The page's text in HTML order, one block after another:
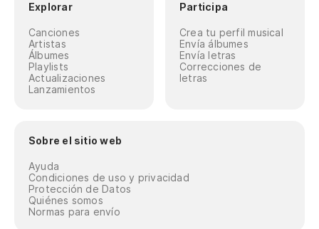
Explorar
Canciones
Artistas
Álbumes
Playlists
Actualizaciones
Lanzamientos
Participa
Crea tu perfil musical
Envía álbumes
Envía letras
Correcciones de
letras
Sobre el sitio web
Ayuda
Condiciones de uso y privacidad
Protección de Datos
Quiénes somos
Normas para envío